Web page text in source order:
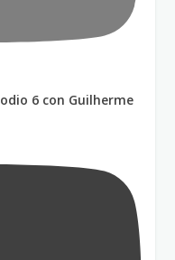
6 con Guilherme